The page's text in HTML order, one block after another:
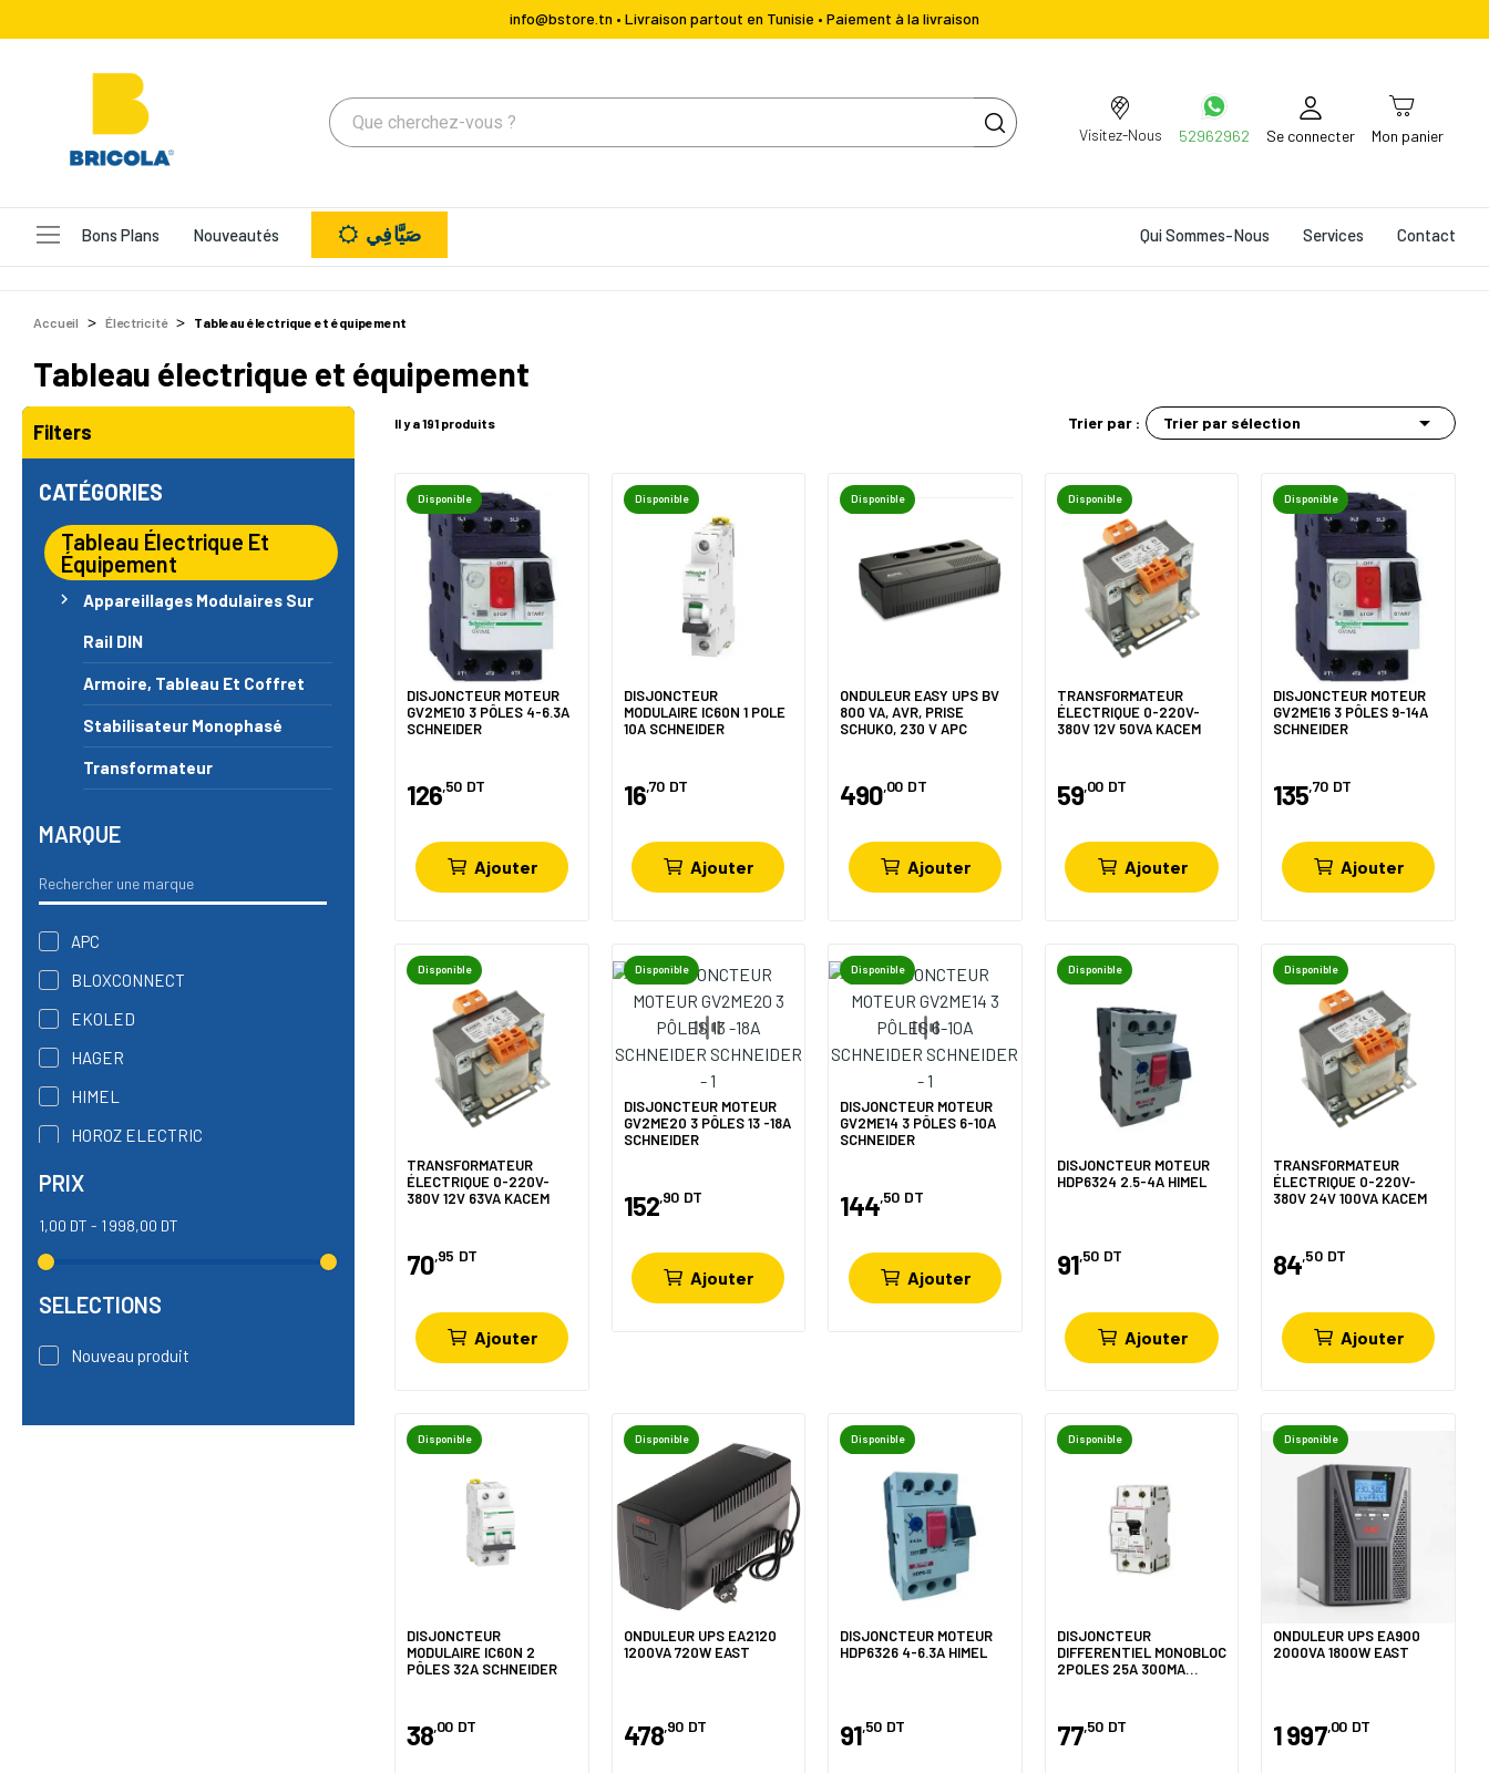
info@bstore.tn • Livraison partout en Tunisie • Paiement à la livraison
Visitez-Nous 52962962 Se connecter Mon panier
Bons Plans Nouveautés Qui Sommes-Nous Services Contact صَيَّافِي
Accueil Électricité Tableau électrique et équipement
Tableau électrique et équipement
Filters
CATÉGORIES
Tableau Électrique Et
Équipement
Appareillages Modulaires Sur
Rail DIN
chevron_right
Armoire, Tableau Et Coffret
Stabilisateur Monophasé
Transformateur
MARQUE
APC
BLOXCONNECT
EKOLED
HAGER
HIMEL
HOROZ ELECTRIC
KACEM
PRIX
1,00 DT - 1 998,00 DT
SELECTIONS
Nouveau produit
Il y a 191 produits Trier par : Trier par sélection 
Disponible
DISJONCTEUR MOTEUR
GV2ME10 3 PÔLES 4-6.3A
SCHNEIDER
126,50 DT
Ajouter
Disponible
DISJONCTEUR
MODULAIRE IC60N 1 POLE
10A SCHNEIDER
16,70 DT
Ajouter
Disponible
ONDULEUR EASY UPS BV
800 VA, AVR, PRISE
SCHUKO, 230 V APC
490,00 DT
Ajouter
Disponible
TRANSFORMATEUR
ÉLECTRIQUE 0-220V-
380V 12V 50VA KACEM
59,00 DT
Ajouter
Disponible
DISJONCTEUR MOTEUR
GV2ME16 3 PÔLES 9-14A
SCHNEIDER
135,70 DT
Ajouter
Disponible
TRANSFORMATEUR
ÉLECTRIQUE 0-220V-
380V 12V 63VA KACEM
70,95 DT
Ajouter
Disponible
DISJONCTEUR MOTEUR
GV2ME20 3 PÔLES 13 -18A
SCHNEIDER
152,90 DT
Ajouter
Disponible
DISJONCTEUR MOTEUR
GV2ME14 3 PÔLES 6-10A
SCHNEIDER
144,50 DT
Ajouter
Disponible
DISJONCTEUR MOTEUR
HDP6324 2.5-4A HIMEL
91,50 DT
Ajouter
Disponible
TRANSFORMATEUR
ÉLECTRIQUE 0-220V-
380V 24V 100VA KACEM
84,50 DT
Ajouter
Disponible
DISJONCTEUR
MODULAIRE IC60N 2
PÔLES 32A SCHNEIDER
38,00 DT
Disponible
ONDULEUR UPS EA2120
1200VA 720W EAST
478,90 DT
Disponible
DISJONCTEUR MOTEUR
HDP6326 4-6.3A HIMEL
91,50 DT
Disponible
DISJONCTEUR
DIFFERENTIEL MONOBLOC
2POLES 25A 300MA
77,50 DT
Disponible
ONDULEUR UPS EA900
2000VA 1800W EAST
1 997,00 DT